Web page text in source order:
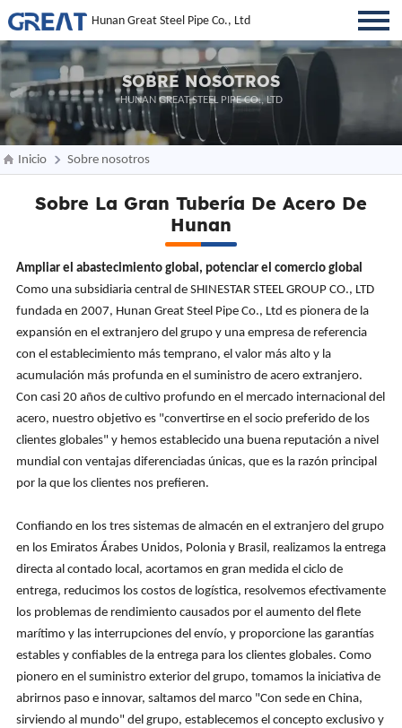
Hunan Great Steel Pipe Co., Ltd
SOBRE NOSOTROS
HUNAN GREAT STEEL PIPE CO., LTD
Inicio Sobre nosotros
Sobre La Gran Tubería De Acero De
Hunan
Ampliar el abastecimiento global, potenciar el comercio global
Como una subsidiaria central de SHINESTAR STEEL GROUP CO., LTD
fundada en 2007, Hunan Great Steel Pipe Co., Ltd es pionera de la
expansión en el extranjero del grupo y una empresa de referencia
con el establecimiento más temprano, el valor más alto y la
acumulación más profunda en el suministro de acero extranjero.
Con casi 20 años de cultivo profundo en el mercado internacional del
acero, nuestro objetivo es "convertirse en el socio preferido de los
clientes globales" y hemos establecido una buena reputación a nivel
mundial con ventajas diferenciadas únicas, que es la razón principal
por la que los clientes nos prefieren.
Confiando en los tres sistemas de almacén en el extranjero del grupo
en los Emiratos Árabes Unidos, Polonia y Brasil, realizamos la entrega
directa al contado local, acortamos en gran medida el ciclo de
entrega, reducimos los costos de logística, resolvemos efectivamente
los problemas de rendimiento causados por el aumento del flete
marítimo y las interrupciones del envío, y proporcione las garantías
estables y confiables de la entrega para los clientes globales. Como
pionero en el suministro exterior del grupo, tomamos la iniciativa de
abrirnos paso e innovar, saltamos del marco "Con sede en China,
sirviendo al mundo" del grupo, establecemos el concepto exclusivo y